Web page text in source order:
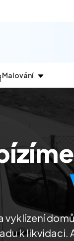
Malování
Malování kanceláří
Malování
vyklízení
k likvidaci.